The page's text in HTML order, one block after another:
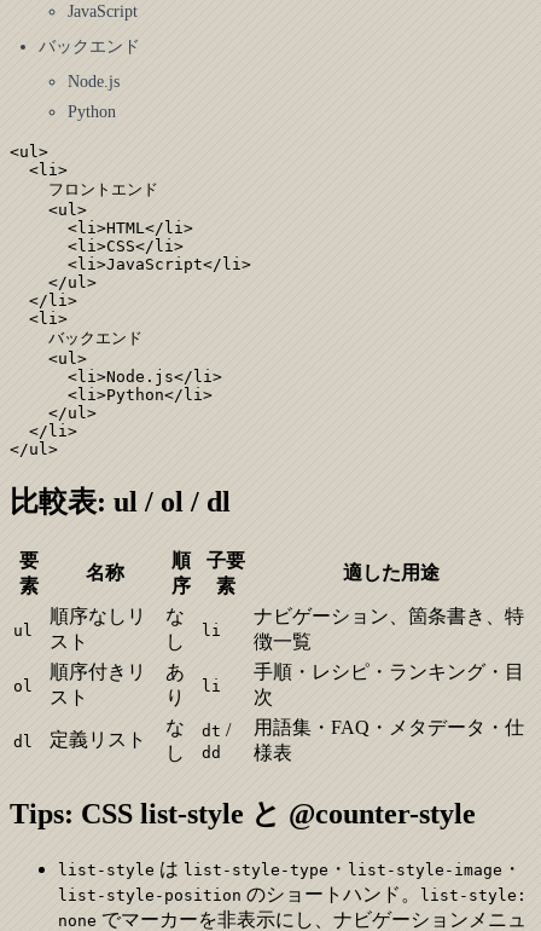
JavaScript
バックエンド
Node.js
Python
<ul>
  <li>
    フロントエンド
    <ul>
      <li>HTML</li>
      <li>CSS</li>
      <li>JavaScript</li>
    </ul>
  </li>
  <li>
    バックエンド
    <ul>
      <li>Node.js</li>
      <li>Python</li>
    </ul>
  </li>
</ul>
比較表: ul / ol / dl
要
素
名称
順
序
子要
素
適した用途
ul
順序なしリ
スト
な
し
li
ナビゲーション、箇条書き、特
徴一覧
ol
順序付きリ
スト
あ
り
li
手順・レシピ・ランキング・目
次
dl 定義リスト
な
し
dt /
dd
用語集・FAQ・メタデータ・仕
様表
Tips: CSS list-style と @counter-style
list-style は list-style-type ・ list-style-image ・
list-style-position のショートハンド。
list-style:
none でマーカーを非表示にし、ナビゲーションメニュ